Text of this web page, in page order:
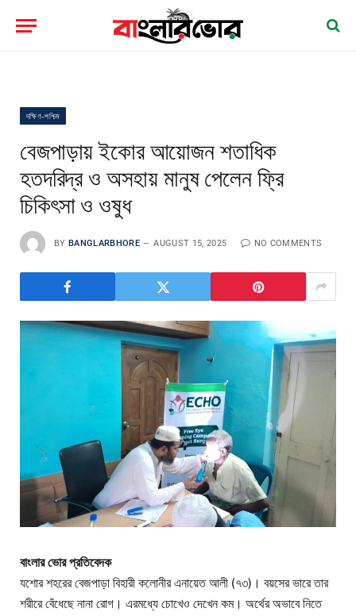
দক্ষিণ-পশ্চিম
বেজপাড়ায় ইকোর আয়োজন শতাধিক
হতদরিদ্র ও অসহায় মানুষ পেলেন ফ্রি
চিকিৎসা ও ওষুধ
BY BANGLARBHORE AUGUST 15, 2025 NO COMMENTS
বাংলার ভোর প্রতিবেদক
যশোর শহরের বেজপাড়া বিহারী কলোনীর এনায়েত আলী (৭৩)। বয়সের ভারে তার
শরীরে বেঁধেছে নানা রোগ। এরমধ্যে চোখেও দেখেন কম। অর্থের অভাবে নিতে